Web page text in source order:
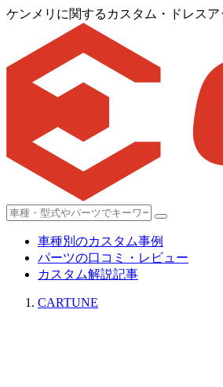
ケンメリに関するカスタム・ドレスア
車種別のカスタム事例
パーツの口コミ・レビュー
カスタム解説記事
CARTUNE